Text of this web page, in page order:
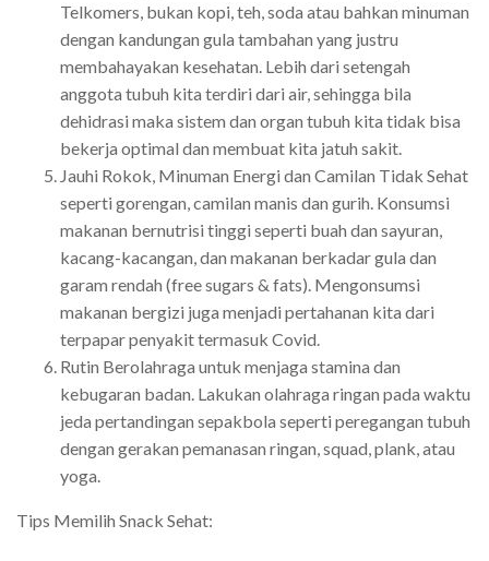
Telkomers, bukan kopi, teh, soda atau bahkan minuman
dengan kandungan gula tambahan yang justru
membahayakan kesehatan. Lebih dari setengah
anggota tubuh kita terdiri dari air, sehingga bila
dehidrasi maka sistem dan organ tubuh kita tidak bisa
bekerja optimal dan membuat kita jatuh sakit.
Jauhi Rokok, Minuman Energi dan Camilan Tidak Sehat
seperti gorengan, camilan manis dan gurih. Konsumsi
makanan bernutrisi tinggi seperti buah dan sayuran,
kacang-kacangan, dan makanan berkadar gula dan
garam rendah (free sugars & fats). Mengonsumsi
makanan bergizi juga menjadi pertahanan kita dari
terpapar penyakit termasuk Covid.
Rutin Berolahraga untuk menjaga stamina dan
kebugaran badan. Lakukan olahraga ringan pada waktu
jeda pertandingan sepakbola seperti peregangan tubuh
dengan gerakan pemanasan ringan, squad, plank, atau
yoga.
Tips Memilih Snack Sehat: